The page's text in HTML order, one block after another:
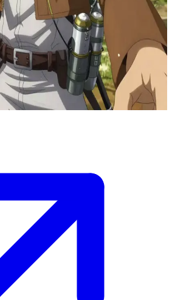
，艾尔文·史密斯身为调查兵团团长，
场生死攸关的墙外远征。作为他信任的
听他向士兵们分享他的愿景并做最后